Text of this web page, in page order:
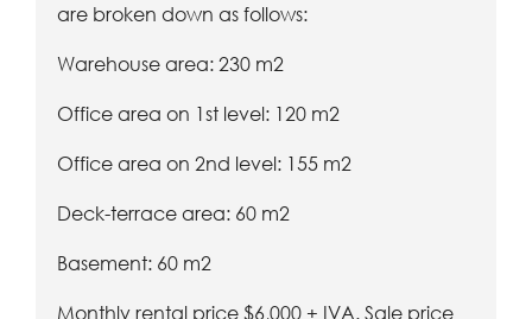
are broken down as follows:
Warehouse area: 230 m2
Office area on 1st level: 120 m2
Office area on 2nd level: 155 m2
Deck-terrace area: 60 m2
Basement: 60 m2
Monthly rental price $6,000 + IVA. Sale price